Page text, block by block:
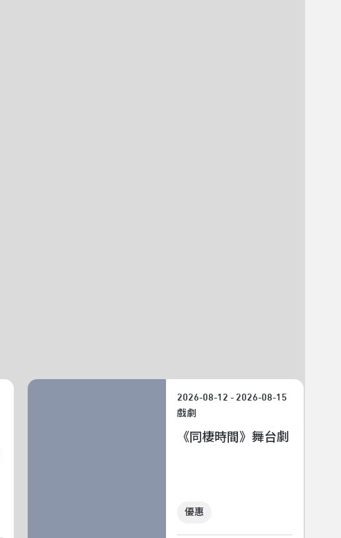
2026-08-12 - 2026-08-15
戲劇
《同棲時間》舞台劇
優惠